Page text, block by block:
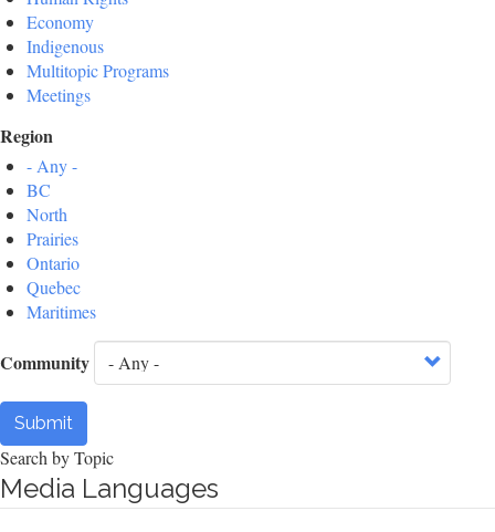
Economy
Indigenous
Multitopic Programs
Meetings
Region
- Any -
BC
North
Prairies
Ontario
Quebec
Maritimes
Community
Submit
Search by Topic
Media Languages